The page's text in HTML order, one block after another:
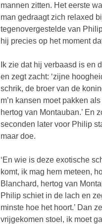
mannen zitten. Het eerste
man gedraagt zich relaxed
tegenovergestelde van
hij precies op het moment
Ik zie dat hij verbaasd is en
en zegt zacht: ‘zijne
schrik, de broer van de
m’n kansen moet pakken
hertog van Montauban.’ En
seconden later voor Philip
maar doe.
‘En wie is deze exotische
komt, ik mag hem meteen,
Blanchard, hertog van
Philip schiet in de lach en
minste hoe het hoort.’ Dan
vrijgekomen stoel, ik moet